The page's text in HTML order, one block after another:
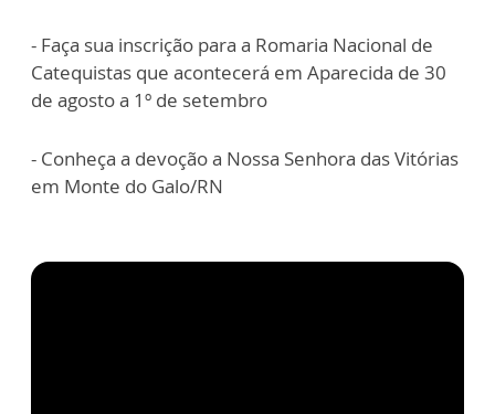
- Faça sua inscrição para a Romaria Nacional de
Catequistas que acontecerá em Aparecida de 30
de agosto a 1º de setembro
- Conheça a devoção a Nossa Senhora das Vitórias
em Monte do Galo/RN